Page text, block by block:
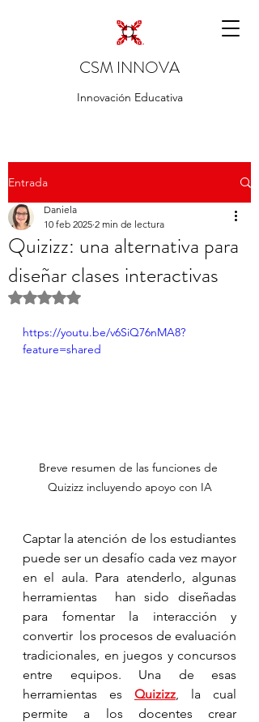
CSM INNOVA
Innovación Educativa
Entrada
Quizizz: una alternativa para
diseñar clases interactivas
Daniela
10 feb 2025 2 min de lectura
Obtuvo NaN de 5 estrellas.
https://youtu.be/v6SiQ76nMA8?
feature=shared
Breve resumen de las funciones de
Quizizz incluyendo apoyo con IA
Captar la atención de los estudiantes
puede ser un desafío cada vez mayor
en el aula. Para atenderlo, algunas
herramientas  han sido diseñadas
para fomentar la interacción y
convertir  los procesos de evaluación
tradicionales, en juegos y concursos
entre equipos. Una de esas
herramientas es Quizizz , la cual
permite a los docentes crear